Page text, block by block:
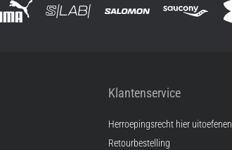
Klantenservice
Herroepingsrecht hier uitoefenen
Retourbestelling